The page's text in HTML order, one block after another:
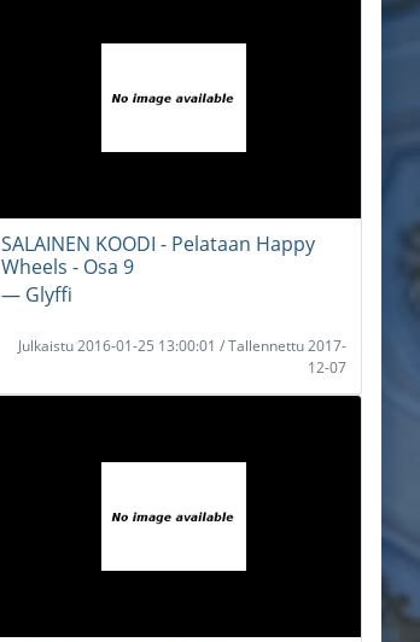
SALAINEN KOODI - Pelataan Happy
Wheels - Osa 9
― Glyffi
Julkaistu 2016-01-25 13:00:01 / Tallennettu 2017-
12-07